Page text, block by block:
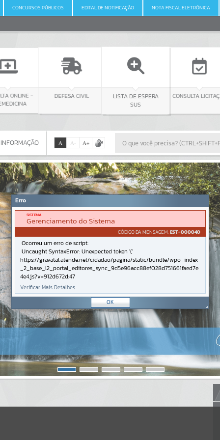
CONCURSOS PÚBLICOS EDITAL DE NOTIFICAÇÃO NOTA FISCAL ELETRÔNICA
-
DEFESA CIVIL
LISTA DE ESPERA
CONSULTA LICITAÇÃO
Por favor, aguarde...
A A- A+
Erro
SISTEMA
Gerenciamento do Sistema
CÓDIGO DA MENSAGEM:EST-000040
Ocorreu um erro de script:
Uncaught SyntaxError: Unexpected token '('
https://gravatal.atende.net/cidadao/pagina/static/bundle/wpo_index
_2_base_l2_portal_editores_sync_9d5e96acc88ef028d751661faed7e
4e4.js?v=912d672d:47
Verificar Mais Detalhes
OK